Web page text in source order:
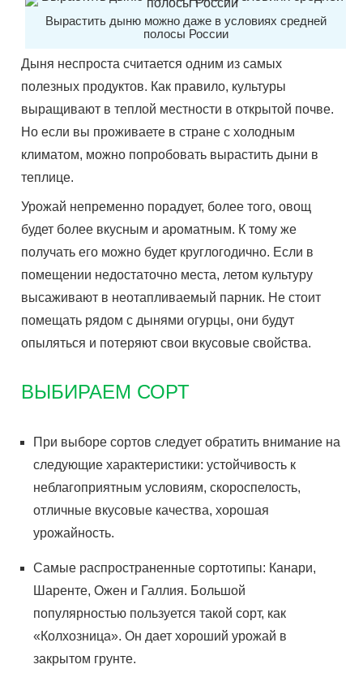
Вырастить дыню можно даже в условиях средней
полосы России
Дыня неспроста считается одним из самых
полезных продуктов. Как правило, культуры
выращивают в теплой местности в открытой почве.
Но если вы проживаете в стране с холодным
климатом, можно попробовать вырастить дыни в
теплице.
Урожай непременно порадует, более того, овощ
будет более вкусным и ароматным. К тому же
получать его можно будет круглогодично. Если в
помещении недостаточно места, летом культуру
высаживают в неотапливаемый парник. Не стоит
помещать рядом с дынями огурцы, они будут
опыляться и потеряют свои вкусовые свойства.
ВЫБИРАЕМ СОРТ
При выборе сортов следует обратить внимание на
следующие характеристики: устойчивость к
неблагоприятным условиям, скороспелость,
отличные вкусовые качества, хорошая
урожайность.
Самые распространенные сортотипы: Канари,
Шаренте, Ожен и Галлия. Большой
популярностью пользуется такой сорт, как
«Колхозница». Он дает хороший урожай в
закрытом грунте.